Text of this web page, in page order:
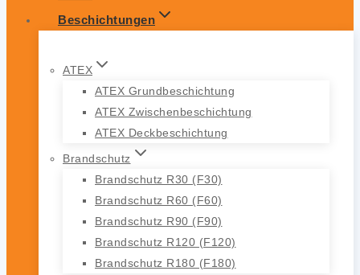
Beschichtungen
ATEX
ATEX Grundbeschichtung
ATEX Zwischenbeschichtung
ATEX Deckbeschichtung
Brandschutz
Brandschutz R30 (F30)
Brandschutz R60 (F60)
Brandschutz R90 (F90)
Brandschutz R120 (F120)
Brandschutz R180 (F180)